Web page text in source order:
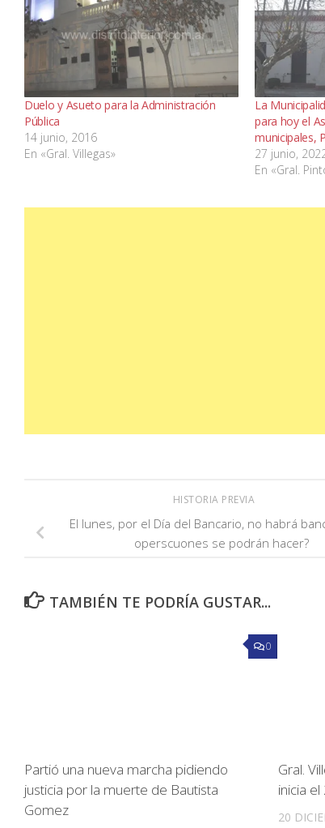
Duelo y Asueto para la Administración
Pública
14 junio, 2016
En «Gral. Villegas»
La
para hoy el
municipales,
27 junio,
En «Gral.
HISTORIA PREVIA
El lunes, por el Día del Bancario, no habrá
operscuones se podrán hacer?
TAMBIÉN TE PODRÍA GUSTAR...
0
Partió una nueva marcha pidiendo
justicia por la muerte de Bautista
Gomez
Gral.
inicia
20